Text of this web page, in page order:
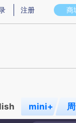
意图存在偏差。不代表
商
注册
mini+